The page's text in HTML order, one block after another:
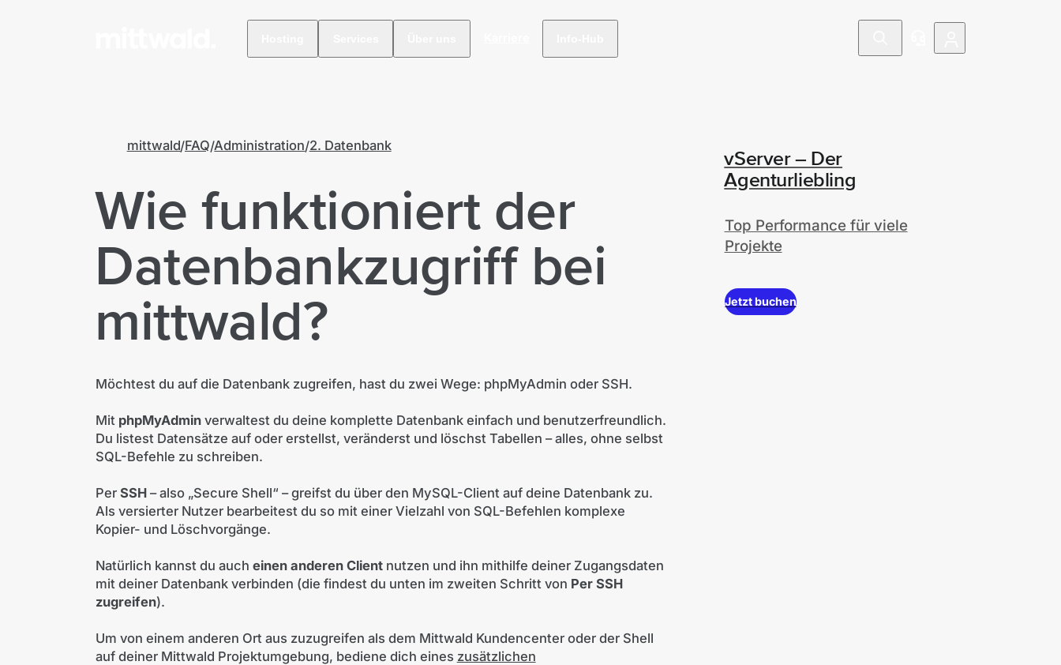
mittwald FAQ Administration 2. Datenbank
Wie funktioniert der
Datenbankzugriff bei
mittwald?
Möchtest du auf die Datenbank zugreifen, hast du zwei Wege: phpMyAdmin oder SSH.
Mit phpMyAdmin verwaltest du deine komplette Datenbank einfach und benutzerfreundlich.
Du listest Datensätze auf oder erstellst, veränderst und löschst Tabellen – alles, ohne selbst
SQL-Befehle zu schreiben.
Per SSH– also „Secure Shell“ – greifst du über den MySQL-Client auf deine Datenbank zu.
Als versierter Nutzer bearbeitest du so mit einer Vielzahl von SQL-Befehlen komplexe
Kopier- und Löschvorgänge.
Natürlich kannst du auch einen anderen Clientnutzen und ihn mithilfe deiner Zugangsdaten
mit deiner Datenbank verbinden (die findest du unten im zweiten Schritt von Per SSH
zugreifen).
Um von einem anderen Ort aus zuzugreifen als dem Mittwald Kundencenter oder der Shell
auf deiner Mittwald Projektumgebung, bediene dich eines zusätzlichen
vServer – Der
Agenturliebling
Top Performance für viele
Projekte
Jetzt buchen